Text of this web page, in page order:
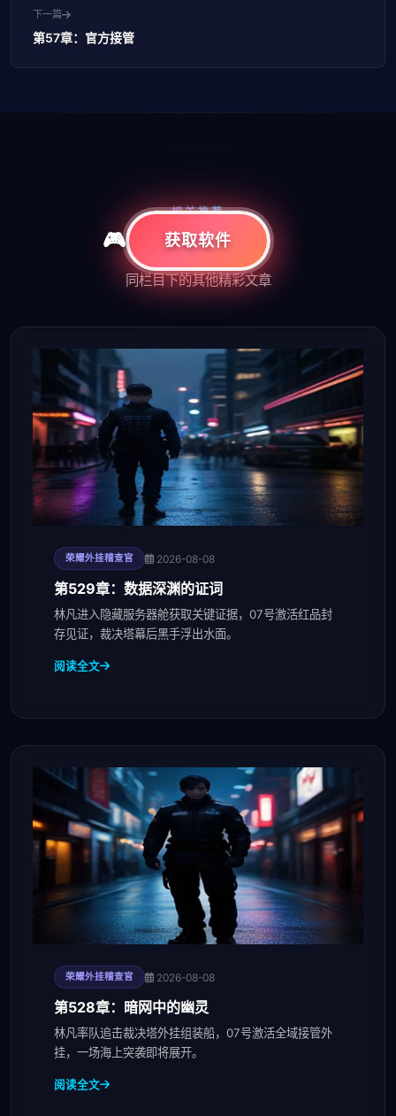
下一篇
第57章：官方接管
相关推荐
更多精彩内容
同栏目下的其他精彩文章
荣耀外挂稽查官 2026-08-08
第529章：数据深渊的证词
林凡进入隐藏服务器舱获取关键证据，07号激活红品封
存见证，裁决塔幕后黑手浮出水面。
阅读全文
荣耀外挂稽查官 2026-08-08
第528章：暗网中的幽灵
林凡率队追击裁决塔外挂组装船，07号激活全域接管外
挂，一场海上突袭即将展开。
阅读全文
获取软件